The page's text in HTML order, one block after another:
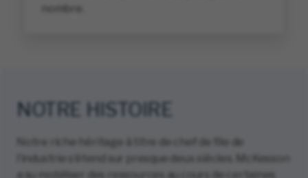
NOTRE HISTOIRE
a su mobiliser des ressources au cours de certaines